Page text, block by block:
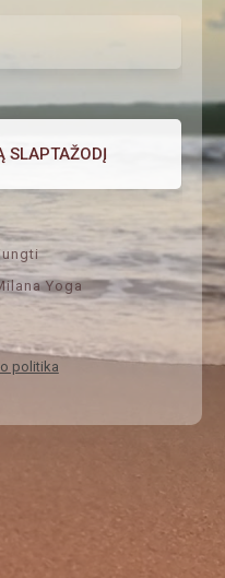
Yoga
politika